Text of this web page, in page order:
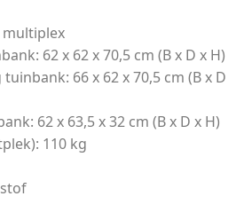
62 x 62 x 70,5 cm (B x D x H)
66 x 62 x 70,5 cm (B x D
62 x 63,5 x 32 cm (B x D x H)
110 kg